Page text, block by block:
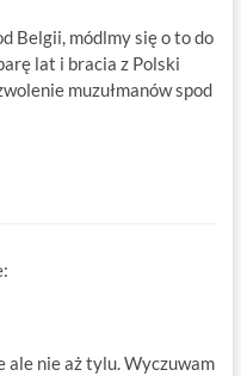
Belgii, módlmy się o to do
lat i bracia z Polski
muzułmanów spod
ale nie aż tylu. Wyczuwam